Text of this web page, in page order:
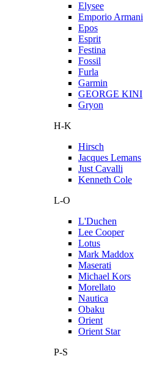
Elysee
Emporio Armani
Epos
Esprit
Festina
Fossil
Furla
Garmin
GEORGE KINI
Gryon
H-K
Hirsch
Jacques Lemans
Just Cavalli
Kenneth Cole
L-O
L'Duchen
Lee Cooper
Lotus
Mark Maddox
Maserati
Michael Kors
Morellato
Nautica
Obaku
Orient
Orient Star
P-S